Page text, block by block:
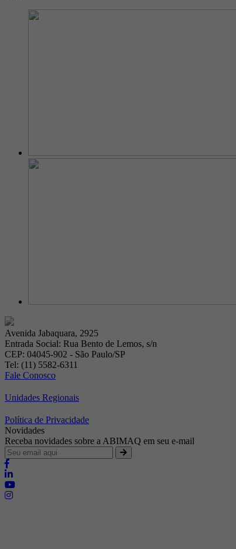
Avenida Jabaquara, 2925
Entrada Social: Rua Bento de Lemos, s/n
CEP: 04045-902 - São Paulo/SP
Tel: (11) 5582-6311
Fale Conosco
Unidades Regionais
Política de Privacidade
Novidades
Receba novidades sobre a ABIMAQ em seu e-mail